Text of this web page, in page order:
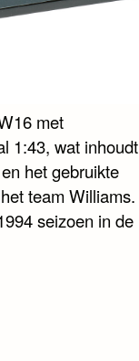
met
1:43, wat inhoudt
het gebruikte
team Williams.
seizoen in de